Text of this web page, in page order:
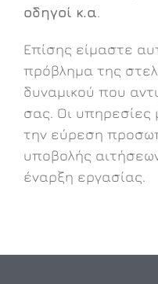
οδηγοί κ.α.
Επίσης είμαστε
πρόβλημα της
δυναμικού που
σας. Οι
την εύρεση
υποβολής
έναρξη εργασίας.